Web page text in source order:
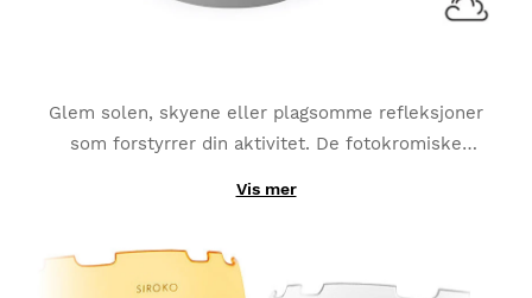
Glem solen, skyene eller plagsomme refleksjoner
som forstyrrer din aktivitet. De fotokromiske
På grunn av dens produksjon med fotokromiske
lag; de utbyttbare K3 PhotoChromic glassene endrer
kategori på bare sekunder (disse kategoriene kan
Vis mer